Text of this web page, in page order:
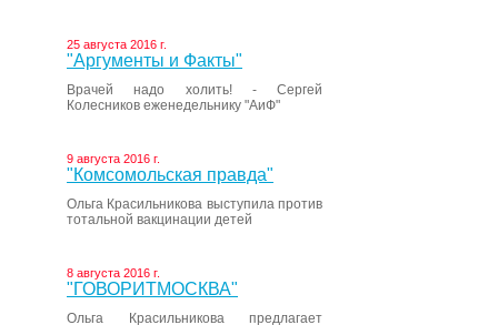
25 августа 2016 г.
"Аргументы и Факты"
Врачей надо холить! - Сергей
Колесников еженедельнику "АиФ"
9 августа 2016 г.
"Комсомольская правда"
Ольга Красильникова выступила против
тотальной вакцинации детей
8 августа 2016 г.
"ГОВОРИТМОСКВА"
Ольга Красильникова предлагает